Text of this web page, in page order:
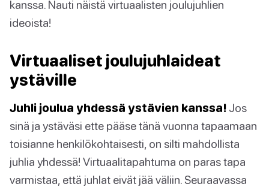
kanssa. Nauti näistä virtuaalisten joulujuhlien
ideoista!
Virtuaaliset joulujuhlaideat
ystäville
Juhli joulua yhdessä ystävien kanssa! Jos
sinä ja ystäväsi ette pääse tänä vuonna tapaamaan
toisianne henkilökohtaisesti, on silti mahdollista
juhlia yhdessä! Virtuaalitapahtuma on paras tapa
varmistaa, että juhlat eivät jää väliin. Seuraavassa